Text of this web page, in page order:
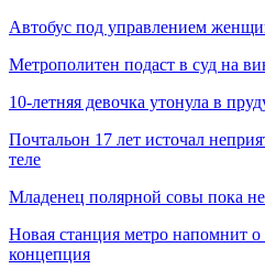
Автобус под управлением
Метрополитен подаст в суд на
10-летняя девочка утонула в
Почтальон 17 лет источал
теле
Младенец полярной совы пока не
Новая станция метро напомнит
концепция